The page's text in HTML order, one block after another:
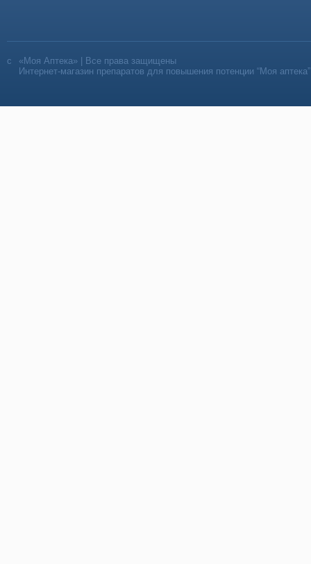
«Моя Аптека» | Все права защищены
Интернет-магазин препаратов для повышения потенции “Моя